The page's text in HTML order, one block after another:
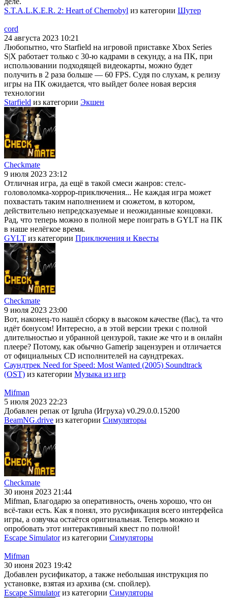
S.T.A.L.K.E.R. 2: Heart of Chernobyl из категории Шутер
cord
24 августа 2023 10:21
Любопытно, что Starfield на игровой приставке Xbox Series
S|X работает только с 30-ю кадрами в секунду, а на ПК, при
использовании подходящей видеокарты, можно будет
получить в 2 раза больше — 60 FPS. Судя по слухам, к релизу
игры на ПК ожидается, что выйдет более новая версия
технологии
Starfield из категории Экшен
Checkmate
9 июля 2023 23:12
Отличная игра, да ещё в такой смеси жанров: стелс-
головоломка-хоррор-приключения... Не каждая игра может
похвастать таким наполнением и сюжетом, в котором,
действительно непредсказуемые и неожиданные концовки.
Рад, что теперь можно в полной мере поиграть в GYLT на ПК
в наше нелёгкое время.
GYLT из категории Приключения и Квесты
Checkmate
9 июля 2023 23:00
Вот, наконец-то нашёл сборку в высоком качестве (flac), та что
идёт бонусом! Интересно, а в этой версии треки с полной
длительностью и убранной цензурой, такие же что и в онлайн
плеере? Потому, как обычно Gamerip зацензурен и отличается
от официальных CD исполнителей на саундтреках.
Саундтрек Need for Speed: Most Wanted (2005) Soundtrack
(OST) из категории Музыка из игр
Mifman
5 июля 2023 22:23
Добавлен репак от Igruha (Игруха) v0.29.0.0.15200
BeamNG.drive из категории Симуляторы
Checkmate
30 июня 2023 21:44
Mifman, Благодарю за оперативность, очень хорошо, что он
всё-таки есть. Как я понял, это русификация всего интерфейса
игры, а озвучка остаётся оригинальная. Теперь можно и
опробовать этот интерактивный квест по полной!
Escape Simulatorиз категории Симуляторы
Mifman
30 июня 2023 19:42
Добавлен русификатор, а также небольшая инструкция по
установке, взятая из архива (см. спойлер).
Escape Simulatorиз категории Симуляторы